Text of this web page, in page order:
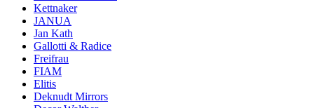
Kettnaker
JANUA
Jan Kath
Gallotti & Radice
Freifrau
FIAM
Elitis
Deknudt Mirrors